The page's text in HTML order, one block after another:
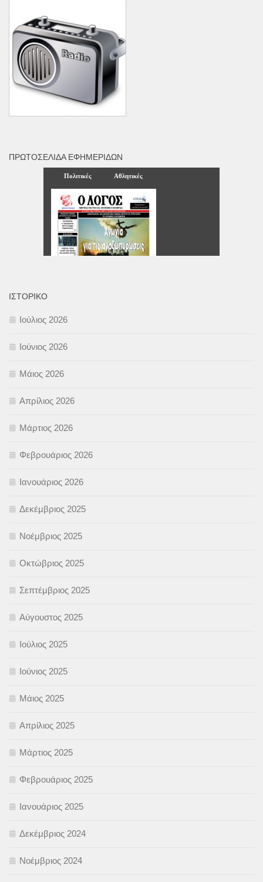
ΠΡΩΤΟΣΈΛΙΔΑ ΕΦΗΜΕΡΊΔΩΝ
ΙΣΤΟΡΙΚΌ
Ιούλιος 2026
Ιούνιος 2026
Μάιος 2026
Απρίλιος 2026
Μάρτιος 2026
Φεβρουάριος 2026
Ιανουάριος 2026
Δεκέμβριος 2025
Νοέμβριος 2025
Οκτώβριος 2025
Σεπτέμβριος 2025
Αύγουστος 2025
Ιούλιος 2025
Ιούνιος 2025
Μάιος 2025
Απρίλιος 2025
Μάρτιος 2025
Φεβρουάριος 2025
Ιανουάριος 2025
Δεκέμβριος 2024
Νοέμβριος 2024